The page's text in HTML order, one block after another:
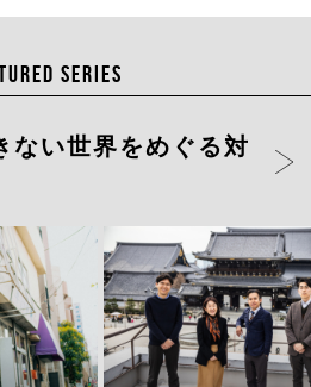
SERIES
ない世界をめぐる対